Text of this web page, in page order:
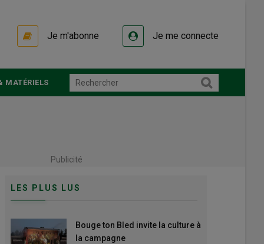
Je m'abonne Je me connecte
MATÉRIELS
Publicité
LES PLUS LUS
Bouge ton Bled invite la culture à
la campagne